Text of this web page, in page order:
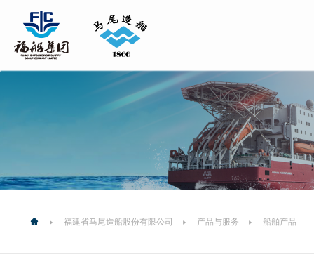
福建省马尾造船股份有限公司 产品与服务 船舶产品